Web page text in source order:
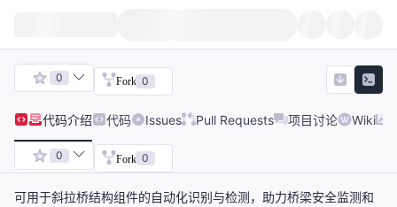
0 Fork 0
代码介绍 代码 Issues Pull Requests 项目讨论 Wiki
0 Fork 0
可用于斜拉桥结构组件的自动化识别与检测，助力桥梁安全监测和